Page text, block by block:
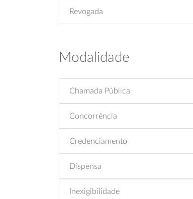
Revogada
Modalidade
Chamada Pública
Concorrência
Credenciamento
Dispensa
Inexigibilidade